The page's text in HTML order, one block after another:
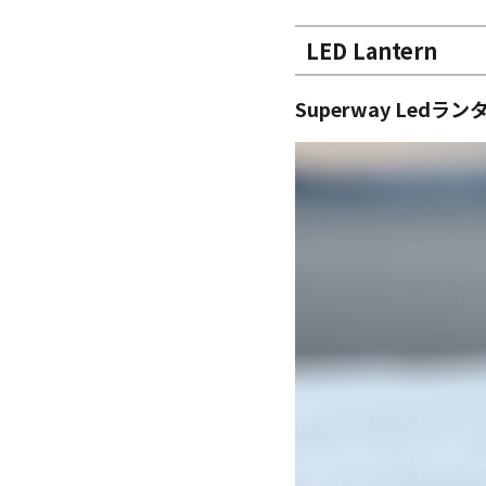
LED Lantern
Superway Ledラン